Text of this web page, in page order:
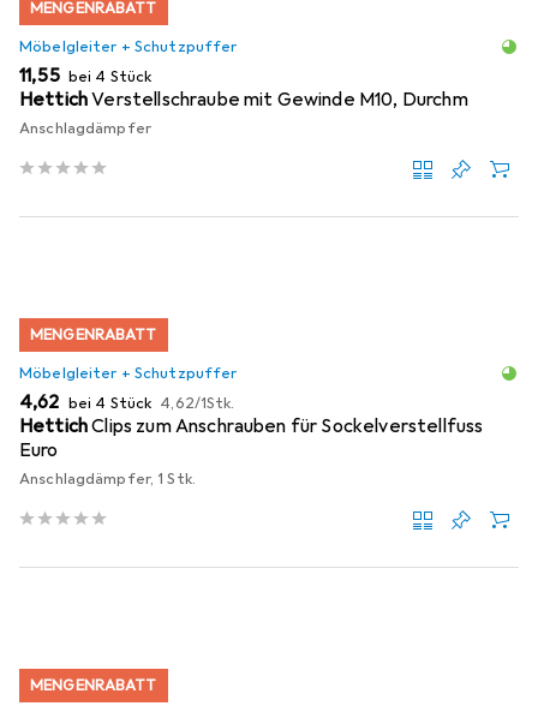
MENGENRABATT
Möbelgleiter + Schutzpuffer
EUR
11,55 bei 4 Stück
HettichVerstellschraube mit Gewinde M10, Durchm
Anschlagdämpfer
MENGENRABATT
Möbelgleiter + Schutzpuffer
EUR
4,62 bei 4 Stück EUR
4,62/1Stk.
HettichClips zum Anschrauben für Sockelverstellfuss
Euro
Anschlagdämpfer, 1 Stk.
MENGENRABATT